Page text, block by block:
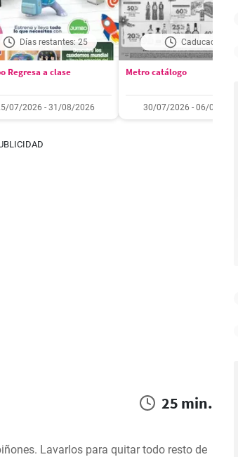
Días restantes: 25
Regresa a clase
07/2026 - 31/08/2026
Caducado
Metro catálogo
30/07/2026 - 06/08/2026
25 min.
Lavarlos para quitar todo resto de